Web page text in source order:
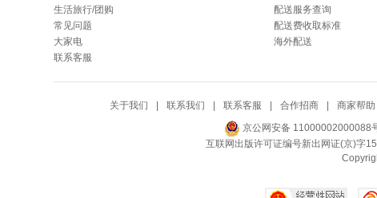
生活旅行/团购
常见问题
大家电
联系客服
配送服务查询
配送费收取标准
海外配送
关于我们 联系我们 联系客服 合作招商 商家帮助
京公网安备 11000002000088
互联网出版许可证编号新出网证(京)字